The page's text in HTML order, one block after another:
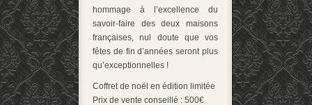
hommage à l’excellence du
savoir-faire des deux maisons
françaises, nul doute que vos
fêtes de fin d’années seront plus
qu’exceptionnelles !
Coffret de noël en édition limitée
Prix de vente conseillé : 500€